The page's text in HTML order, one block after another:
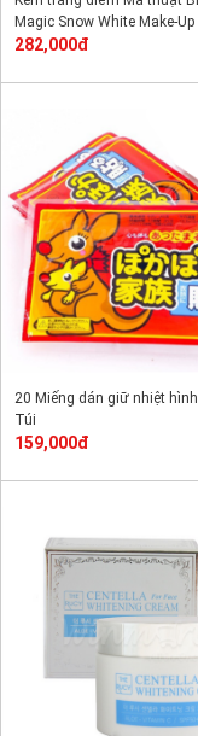
Magic Snow White Make-Up
282,000đ
20 Miếng dán giữ nhiệt
Túi
159,000đ